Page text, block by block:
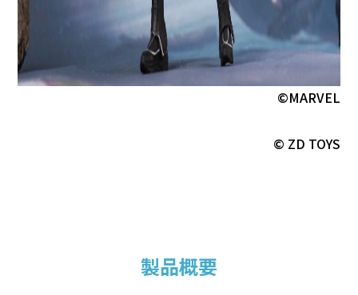
©MARVEL
© ZD TOYS
製品概要